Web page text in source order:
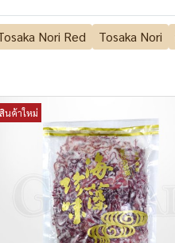
Nori Red Tosaka Nori
สินค้าใหม่